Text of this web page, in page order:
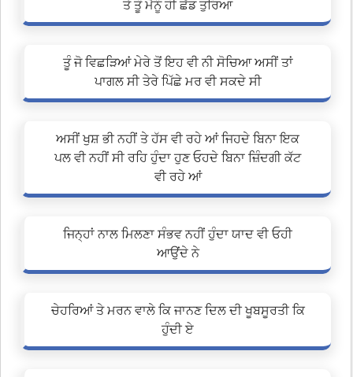
ਤੇ ਤੂੰ ਮੈਨੂੰ ਹੀ ਛੱਡ ਤੁਰਿਆ
ਤੂੰ ਜੋ ਵਿਛੜਿਆਂ ਮੇਰੇ ਤੋਂ ਇਹ ਵੀ ਨੀ ਸੋਚਿਆ ਅਸੀਂ ਤਾਂ
ਪਾਗਲ ਸੀ ਤੇਰੇ ਪਿੱਛੇ ਮਰ ਵੀ ਸਕਦੇ ਸੀ
ਅਸੀਂ ਖੁਸ਼ ਭੀ ਨਹੀਂ ਤੇ ਹੱਸ ਵੀ ਰਹੇ ਆਂ ਜਿਹਦੇ ਬਿਨਾ ਇਕ
ਪਲ ਵੀ ਨਹੀਂ ਸੀ ਰਹਿ ਹੁੰਦਾ ਹੁਣ ਓਹਦੇ ਬਿਨਾ ਜ਼ਿੰਦਗੀ ਕੱਟ
ਵੀ ਰਹੇ ਆਂ
ਜਿਨ੍ਹਾਂ ਨਾਲ ਮਿਲਣਾ ਸੰਭਵ ਨਹੀਂ ਹੁੰਦਾ ਯਾਦ ਵੀ ਓਹੀ
ਆਉਂਦੇ ਨੇ
ਚੇਹਰਿਆਂ ਤੇ ਮਰਨ ਵਾਲੇ ਕਿ ਜਾਨਣ ਦਿਲ ਦੀ ਖੂਬਸੂਰਤੀ ਕਿ
ਹੁੰਦੀ ਏ